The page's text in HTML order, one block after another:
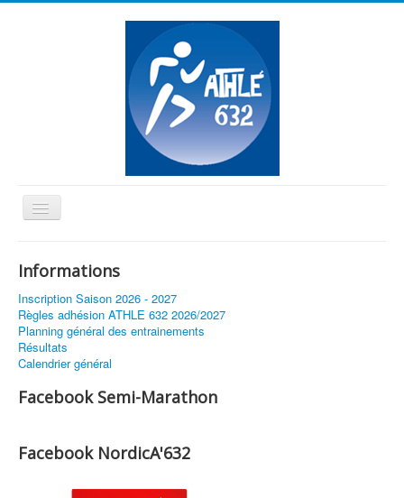
Basculer
la
Vous êtes ici :
Un weekend sous le signe de la performance
Informations
Inscription Saison 2026 - 2027
Règles adhésion ATHLE 632 2026/2027
Planning général des entrainements
Résultats
Calendrier général
Facebook Semi-Marathon
Facebook NordicA'632